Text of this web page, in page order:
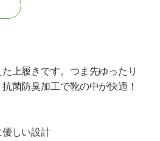
上履きです。つま先ゆったり
菌防臭加工で靴の中が快適！
優しい設計